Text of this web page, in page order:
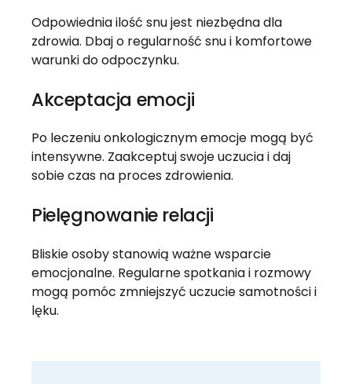
Odpowiednia ilość snu jest niezbędna dla
zdrowia. Dbaj o regularność snu i komfortowe
warunki do odpoczynku.
Akceptacja emocji
Po leczeniu onkologicznym emocje mogą być
intensywne. Zaakceptuj swoje uczucia i daj
sobie czas na proces zdrowienia.
Pielęgnowanie relacji
Bliskie osoby stanowią ważne wsparcie
emocjonalne. Regularne spotkania i rozmowy
mogą pomóc zmniejszyć uczucie samotności i
lęku.